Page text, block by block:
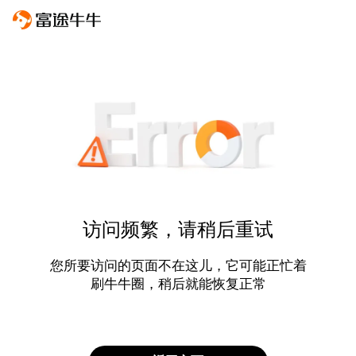
访问频繁，请稍后重试
您所要访问的页面不在这儿，它可能正忙着
刷牛牛圈，稍后就能恢复正常